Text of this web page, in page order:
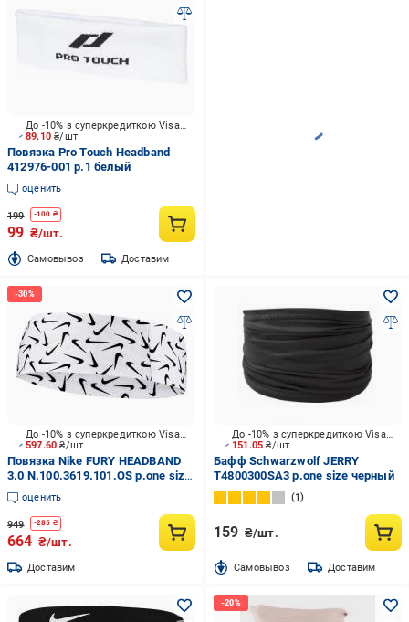
89.10₴/шт.
До -10% з суперкредиткою Visa Вигода
Повязка Pro Touch Headband
412976-001 р.1 белый
оценить
199 -100 ₴
99 ₴/шт.
Cамовывоз Доставим
597.60₴/шт.
До -10% з суперкредиткою Visa Вигода
Повязка Nike FURY HEADBAND
3.0 N.100.3619.101.OS р.one size
черный
оценить
949 -285 ₴
664 ₴/шт.
Доставим
151.05₴/шт.
До -10% з суперкредиткою Visa Вигода
Бафф Schwarzwolf JERRY
T4800300SA3 р.one size черный
1
159 ₴/шт.
Cамовывоз Доставим